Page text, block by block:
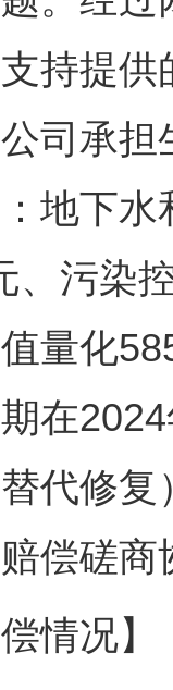
持提
司承
地下
、污染
量化
在
代修
偿磋
况】